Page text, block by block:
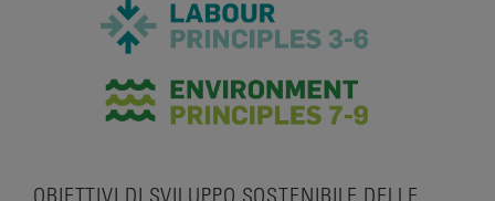
OBIETTIVI DI SVILUPPO SOSTENIBILE DELLE